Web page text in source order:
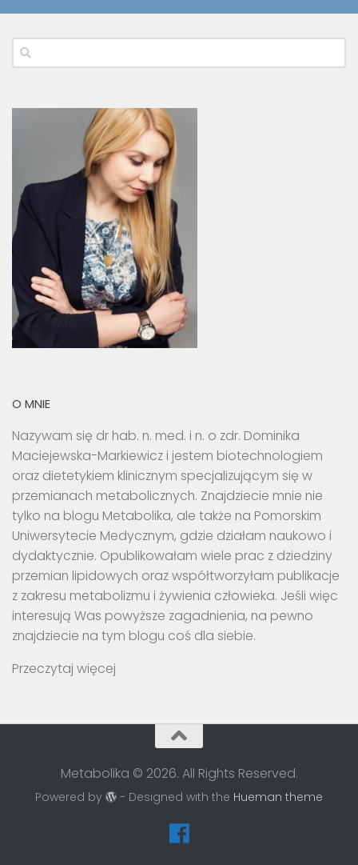
O MNIE
Nazywam się dr hab. n. med. i n. o zdr. Dominika
Maciejewska-Markiewicz i jestem biotechnologiem
oraz dietetykiem klinicznym specjalizującym się w
przemianach metabolicznych. Znajdziecie mnie nie
tylko na blogu Metabolika, ale także na Pomorskim
Uniwersytecie Medycznym, gdzie działam naukowo i
dydaktycznie. Opublikowałam wiele prac z dziedziny
przemian lipidowych oraz współtworzyłam publikacje
z zakresu metabolizmu i żywienia człowieka. Jeśli więc
interesują Was powyższe zagadnienia, na pewno
znajdziecie na tym blogu coś dla siebie.
Przeczytaj więcej
Metabolika © 2026. All Rights Reserved.
Powered by - Designed with the Hueman theme